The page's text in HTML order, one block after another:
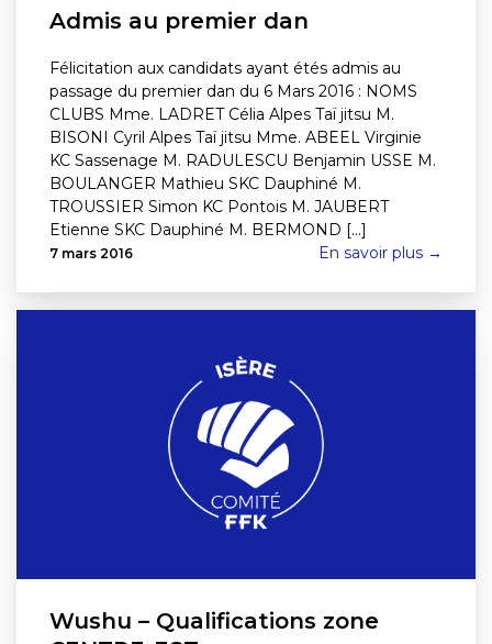
Admis au premier dan
Félicitation aux candidats ayant étés admis au
passage du premier dan du 6 Mars 2016 : NOMS
CLUBS Mme. LADRET Célia Alpes Taï jitsu M.
BISONI Cyril Alpes Taï jitsu Mme. ABEEL Virginie
KC Sassenage M. RADULESCU Benjamin USSE M.
BOULANGER Mathieu SKC Dauphiné M.
TROUSSIER Simon KC Pontois M. JAUBERT
Etienne SKC Dauphiné M. BERMOND [...]
7 mars 2016 En savoir plus →
Wushu – Qualifications zone